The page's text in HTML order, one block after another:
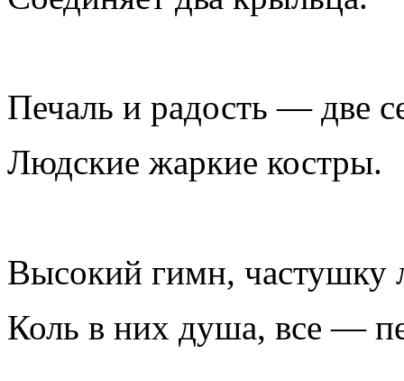
Печаль и радость — две
Людские жаркие костры.
Высокий гимн, частушку
Коль в них душа, все —